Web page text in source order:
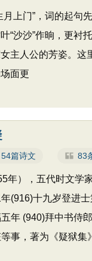
门”，词的起句先
“沙沙”作晌，更衬
主人公的芳姿。这
面更
54篇诗文 83
年），五代时文学
(916)十九岁登进
年 (940)拜中书侍
事，著为《疑狱集